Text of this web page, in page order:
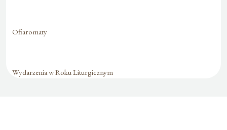
Ofiaromaty
Wydarzenia w Roku Liturgicznym